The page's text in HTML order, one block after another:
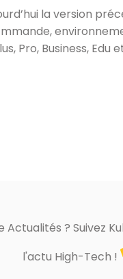
la version
Pro, Business,
Actualités ? Suivez
l'actu High-Tech !